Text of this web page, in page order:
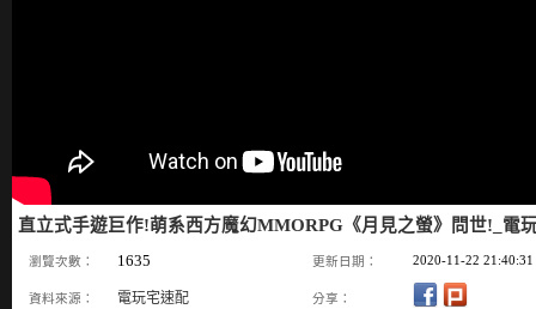
直立式手遊巨作!萌系西方魔幻MMORPG《月見之螢》問世!_電
瀏覽次數： 1635 更新日期： 2020-11-22 21:40:31
資料來源： 電玩宅速配 分享：